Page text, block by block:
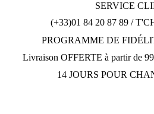
SERVICE
(+33)01 84 20 87 89 /
PROGRAMME DE
Livraison OFFERTE à partir de
14 JOURS POUR